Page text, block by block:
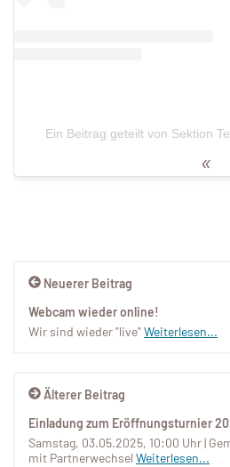
Ein Beitrag geteilt von Sektion
Älterer Beitrag
Einladung zum Eröffnungsturnier
Samstag, 03.05.2025, 10:00 Uhr |
mit Partnerwechsel Weiterlesen...
Neuerer Beitrag
Webcam wieder online!
Wir sind wieder "live"Weiterlesen...